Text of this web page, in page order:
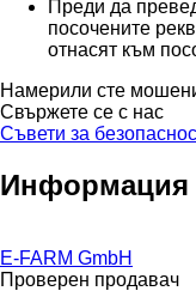
Преди да
посочените
отнасят към
Намерили сте
Свържете се с нас
Съвети за
Информация
E-FARM GmbH
Проверен продавач